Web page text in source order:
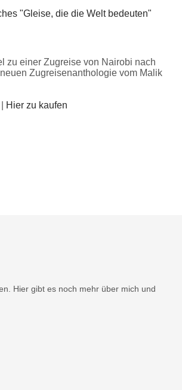
zu einer Zugreise von Nairobi nach
Zugreisenanthologie vom Malik
Hier zu kaufen
Hier gibt es noch mehr über mich und